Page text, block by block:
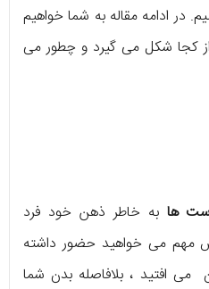
در ادامه مقاله به شما خواهیم
کجا شکل می گیرد و چطور می
ها به خاطر ذهن خود فرد
می خواهید حضور داشته
می افتید ، بلافاصله بدن شما